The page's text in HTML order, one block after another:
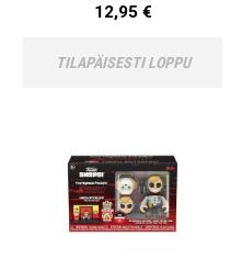
12,95 €
TILAPÄISESTI LOPPU